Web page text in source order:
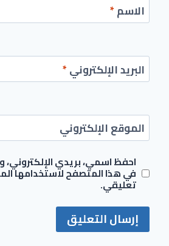
الاسم*
البريد الإلكتروني*
الموقع الإلكتروني
احفظ اسمي، بريدي الإلكتروني،
في هذا المتصفح لاستخدامها
تعليقي.